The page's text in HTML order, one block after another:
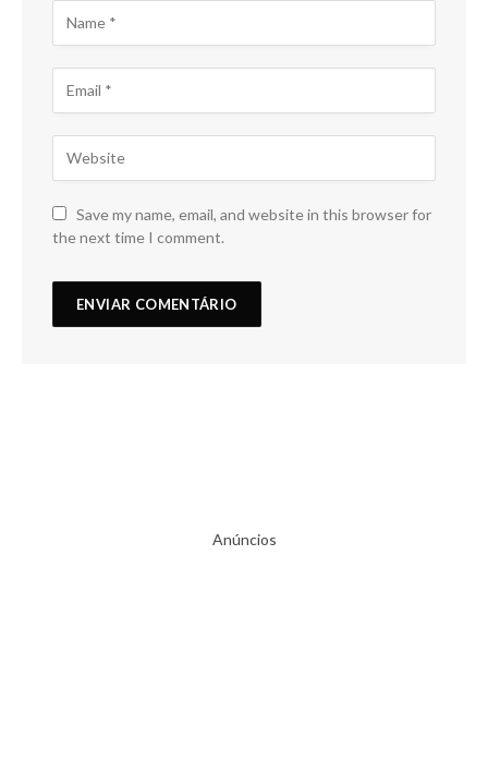
Save my name, email, and website in this browser for
the next time I comment.
Anúncios